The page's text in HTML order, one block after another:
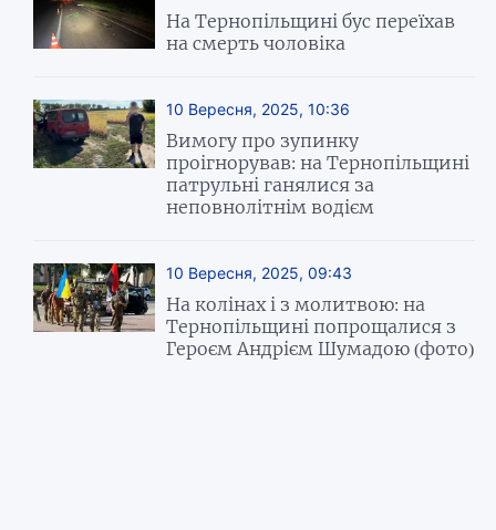
На Тернопільщині бус переїхав
на смерть чоловіка
10 Вересня, 2025, 10:36
Вимогу про зупинку
проігнорував: на Тернопільщині
патрульні ганялися за
неповнолітнім водієм
10 Вересня, 2025, 09:43
На колінах і з молитвою: на
Тернопільщині попрощалися з
Героєм Андрієм Шумадою (фото)